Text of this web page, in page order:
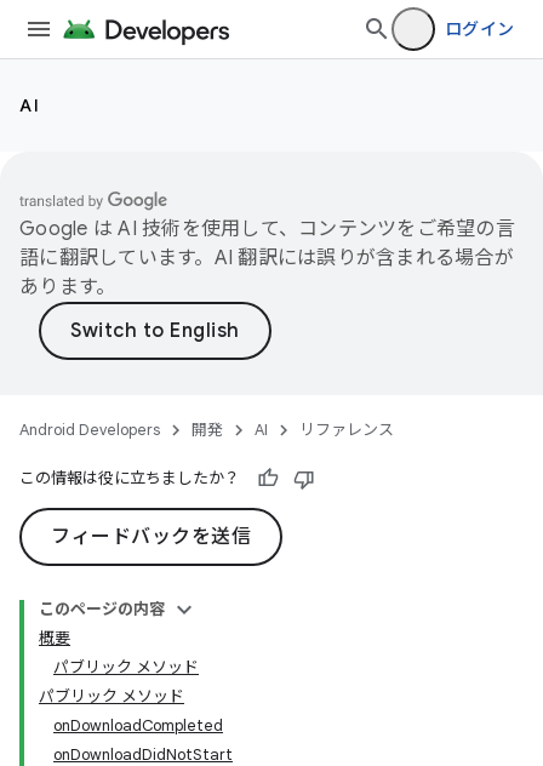
ログイン
AI
Google は AI 技術を使用して、コンテンツをご希望の言
語に翻訳しています。AI 翻訳には誤りが含まれる場合が
あります。
Android Developers 開発 AI リファレンス
この情報は役に立ちましたか？
フィードバックを送信
このページの内容
概要
パブリック メソッド
パブリック メソッド
onDownloadCompleted
onDownloadDidNotStart